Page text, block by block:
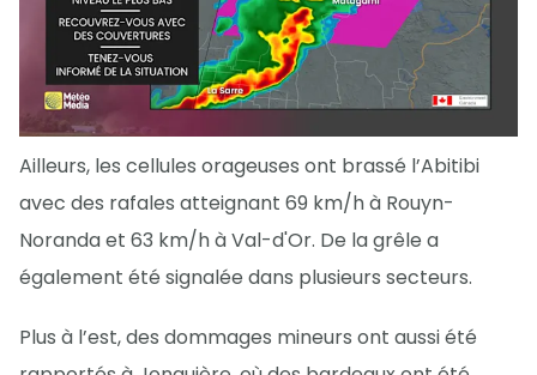
Ailleurs, les cellules orageuses ont brassé l’Abitibi
avec des rafales atteignant 69 km/h à Rouyn-
Noranda et 63 km/h à Val-d'Or. De la grêle a
également été signalée dans plusieurs secteurs.
Plus à l’est, des dommages mineurs ont aussi été